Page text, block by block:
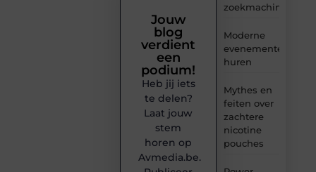
Moderne
evenementenvloer
huren
Mythes en
feiten over
zachtere
nicotine
pouches
Jouw
blog
verdient
een
podium!
Heb jij iets
te delen?
Laat jouw
stem
horen op
Avmedia.be.